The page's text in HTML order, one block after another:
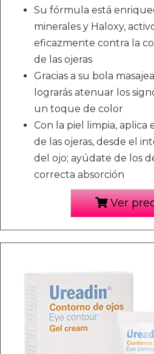
Su fórmula está
minerales y Haloxy,
eficazmente contra la
de las ojeras
Gracias a su bola
lograrás atenuar los
un toque de color
Con la piel limpia, aplica
de las ojeras, desde el
del ojo; ayúdate de los
correcta absorción
Ver